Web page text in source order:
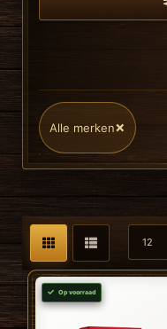
Alle merken×
Op voorraad